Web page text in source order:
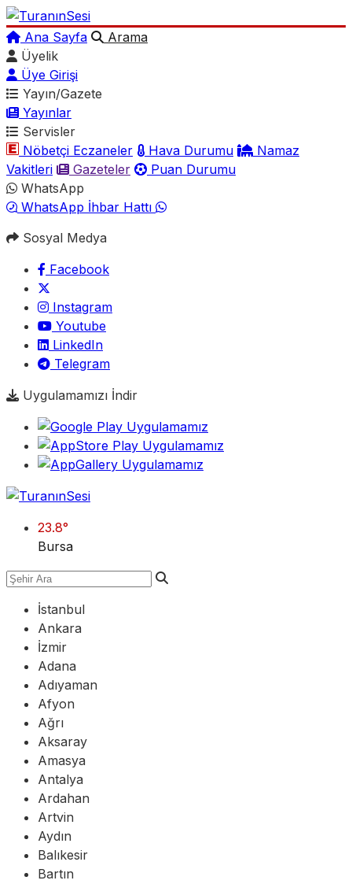
Ana Sayfa
Arama
Üyelik
Üye Girişi
Yayın/Gazete
Yayınlar
Servisler
Nöbetçi Eczaneler
Hava Durumu
Namaz
Vakitleri
Gazeteler
Puan Durumu
WhatsApp
WhatsApp İhbar Hattı
Sosyal Medya
Facebook
Instagram
Youtube
LinkedIn
Telegram
Uygulamamızı İndir
23.8°
Bursa
İstanbul
Ankara
İzmir
Adana
Adıyaman
Afyon
Ağrı
Aksaray
Amasya
Antalya
Ardahan
Artvin
Aydın
Balıkesir
Bartın